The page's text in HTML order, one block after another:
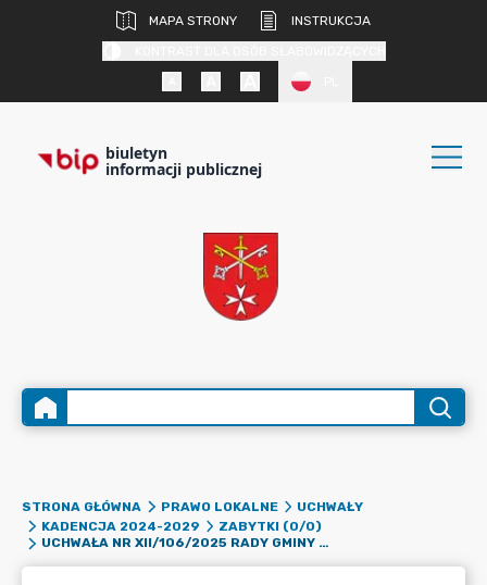
MAPA STRONY
INSTRUKCJA
biuletyn
informacji publicznej
STRONA GŁÓWNA PRAWO LOKALNE
UCHWAŁY
KADENCJA 2024-2029
ZABYTKI (0/0)
UCHWAŁA NR XII/106/2025 RADY GMINY KLESZCZEWO Z DNIA 30 KWIETNIA 2025 R. ZMIENIAJĄCA UCHWAŁĘ W SPRAWIE UDZIELENIA W 2024 R. DOTACJI NA REALIZACJĘ ZADAŃ INWESTYCYJNYCH OBEJMUJĄCYCH FINANSOWANIE PRAC KONSERWATORSKICH, RESTAURATORSKICH LUB ROBÓT BUDOWLANYCH PRZY ZABYTKU WPISANYM DO REJESTRU ZABYTKÓW LUB GMINNEJ EWIDENCJI ZABYTKÓW, ICH ROZLICZANIA ORAZ KONTROLI W RAMACH RZĄDOWEGO PROGRAMU ODBUDOWY ZABYTKÓW